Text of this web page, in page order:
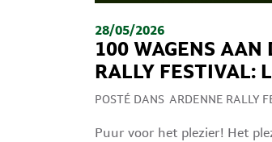
28/05/2026
100 WAGENS AAN
RALLY FESTIVAL:
POSTÉ DANS ARDENNE RALLY
Puur voor het plezier! Het